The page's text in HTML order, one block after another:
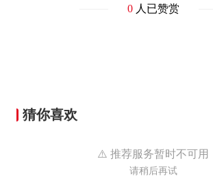
0人已赞赏
猜你喜欢
⚠️ 推荐服务暂时不可用
请稍后再试